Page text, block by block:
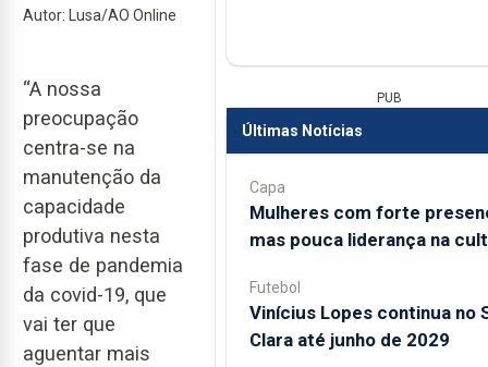
Autor: Lusa/AO Online
“A nossa
preocupação
centra-se na
manutenção da
capacidade
produtiva nesta
fase de pandemia
da covid-19, que
vai ter que
aguentar mais
PUB
Últimas Notícias
Capa
Mulheres com forte
mas pouca liderança na
Futebol
Vinícius Lopes continua no
Clara até junho de 2029